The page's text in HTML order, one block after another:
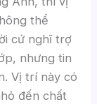
thể
cứ nghĩ trợ
nhưng tin
Vị trí này có
đến chất